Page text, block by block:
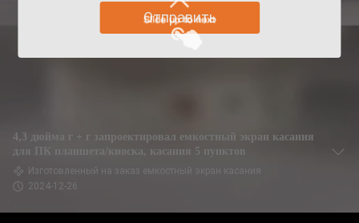
Отправить
4,3 дюйма г + г запроектировал емкостный экран касания
для ПК планшета/киоска, касания 5 пунктов
Изготовленный на заказ емкостный экран касания
2024-12-26